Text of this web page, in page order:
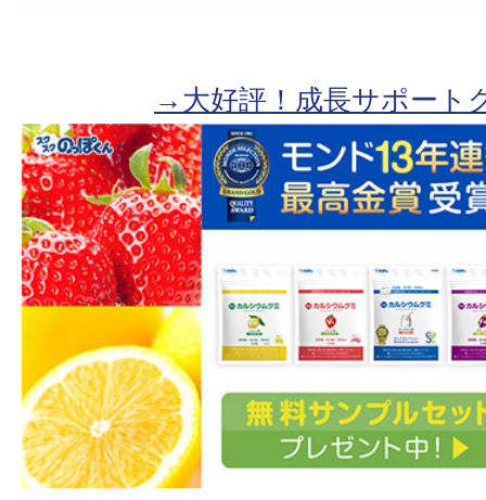
→大好評！成長サポート